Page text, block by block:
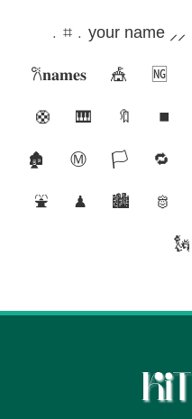
﹒⌗﹒your name ⸝⸝
𐙚𝐧𝐚𝐦𝐞𝐬 🎪 🆖
🛟 🎹 🔖 ⏹
🏚 Ⓜ 🏳 🔁
⛲ ♟ 🏙 🫅
🗽